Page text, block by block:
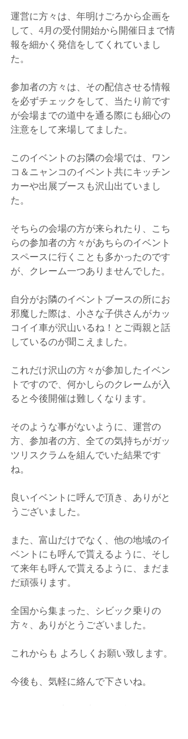
運営に方々は、年明けごろから企画を
して、4月の受付開始から開催日まで情
報を細かく発信をしてくれていまし
た。
参加者の方々は、その配信させる情報
を必ずチェックをして、当たり前です
が会場までの道中を通る際にも細心の
注意をして来場してました。
このイベントのお隣の会場では、ワン
コ＆ニャンコのイベント共にキッチン
カーや出展ブースも沢山出ていまし
た。
そちらの会場の方が来られたり、こち
らの参加者の方々があちらのイベント
スペースに行くことも多かったのです
が、クレーム一つありませんでした。
自分がお隣のイベントブースの所にお
邪魔した際は、小さな子供さんがカッ
コイイ車が沢山いるね！とご両親と話
しているのが聞こえました。
これだけ沢山の方々が参加したイベン
トですので、何かしらのクレームが入
ると今後開催は難しくなります。
そのような事がないように、運営の
方、参加者の方、全ての気持ちがガッ
ツリスクラムを組んでいた結果です
ね。
良いイベントに呼んで頂き、ありがと
うございました。
また、富山だけでなく、他の地域のイ
ベントにも呼んで貰えるように、そし
て来年も呼んで貰えるように、まだま
だ頑張ります。
全国から集まった、シビック乗りの
方々、ありがとうございました。
これからも よろしくお願い致します。
今後も、気軽に絡んで下さいね。